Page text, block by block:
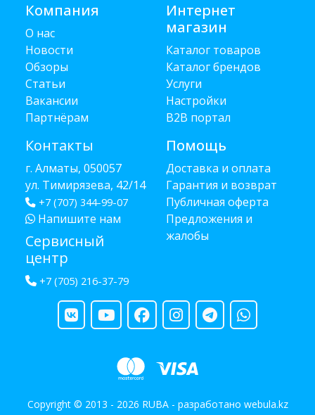
Компания
О нас
Новости
Обзоры
Статьи
Вакансии
Партнёрам
Контакты
г. Алматы, 050057
ул. Тимирязева, 42/14
+7 (707) 344-99-07
Напишите нам
Сервисный
центр
+7 (705) 216-37-79
Интернет
магазин
Каталог товаров
Каталог брендов
Услуги
Настройки
B2B портал
Помощь
Доставка и оплата
Гарантия и возврат
Публичная оферта
Предложения и
жалобы
Copyright © 2013 - 2026 RUBA - разработано webula.kz